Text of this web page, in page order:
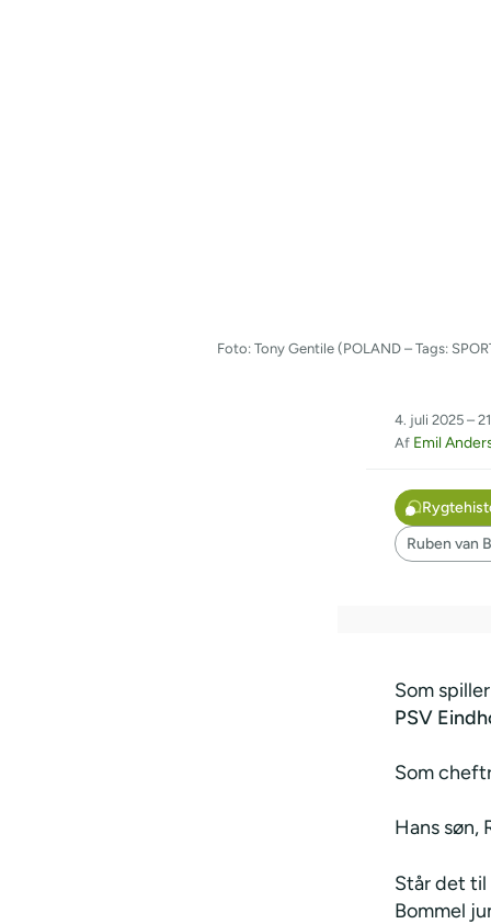
Foto: Tony Gentile (POLAND – Tags:
4. juli 2025 –
Af Emil
Ruben van
Som
PSV
Som
Hans søn,
Står det til
Bommel